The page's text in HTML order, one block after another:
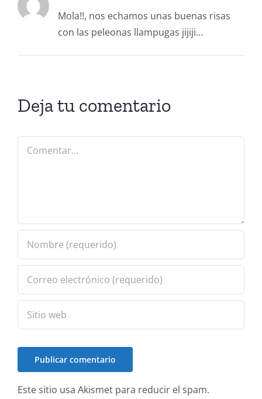
Mola!!, nos echamos unas buenas risas
con las peleonas llampugas jijiji…
Deja tu comentario
Comentar
Este sitio usa Akismet para reducir el spam.